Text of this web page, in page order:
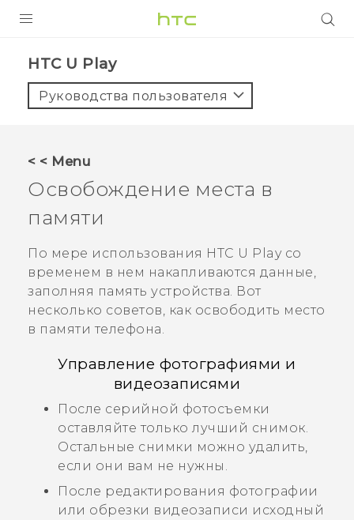
5G
VIVERSE
ПОДДЕРЖКА
HTC U Play‎
Руководства пользователя
< < Menu
Освобождение места в
памяти
По мере использования HTC U Playсо
временем в нем накапливаются данные,
заполняя память устройства. Вот
несколько советов, как освободить место
в памяти телефона.
Управление фотографиями и
видеозаписями
После серийной фотосъемки
оставляйте только лучший снимок.
Остальные снимки можно удалить,
если они вам не нужны.
После редактирования фотографии
или обрезки видеозаписи исходный